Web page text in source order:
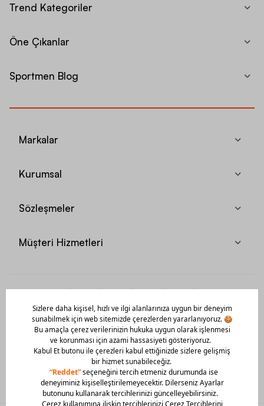
Trend Kategoriler
Öne Çıkanlar
Sportmen Blog
Markalar
Kurumsal
Sözleşmeler
Müşteri Hizmetleri
Mobil Uygulamamızı Hemen İndir!